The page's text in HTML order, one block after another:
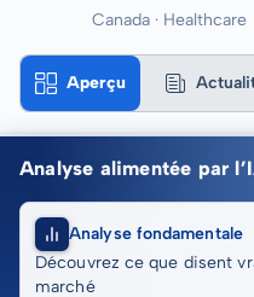
Canada · Healthcare
Aperçu
Analyse alimentée par
Analyse fondamentale
Découvrez ce que disent
marché